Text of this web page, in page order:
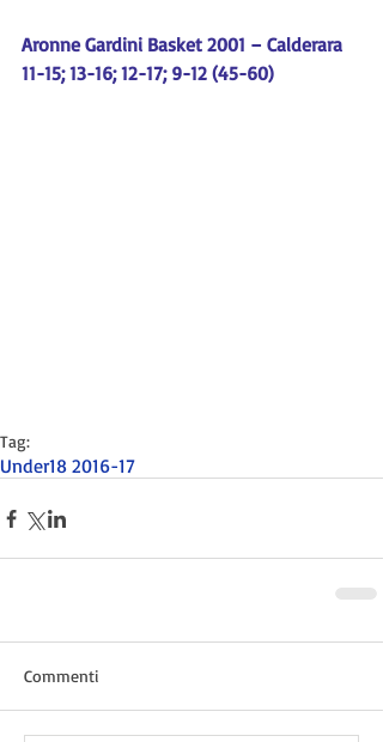
Aronne Gardini Basket 2001 – Calderara
11-15; 13-16; 12-17; 9-12 (45-60)
Tag:
Under18 2016-17
Commenti